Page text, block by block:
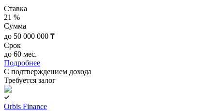
Ставка
21 %
Сумма
до 50 000 000 ₸
Срок
до 60 мес.
Подробнее
C подтверждением дохода
Требуется залог
Orbis Finance